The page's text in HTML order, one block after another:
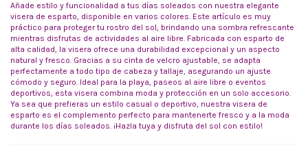
Añade estilo y funcionalidad a tus días soleados con nuestra elegante
visera de esparto, disponible en varios colores. Este artículo es muy
práctico para proteger tu rostro del sol, brindando una sombra refrescante
mientras disfrutas de actividades al aire libre. Fabricada con esparto de
alta calidad, la visera ofrece una durabilidad excepcional y un aspecto
natural y fresco. Gracias a su cinta de velcro ajustable, se adapta
perfectamente a todo tipo de cabeza y tallaje, asegurando un ajuste
cómodo y seguro. Ideal para la playa, paseos al aire libre o eventos
deportivos, esta visera combina moda y protección en un solo accesorio.
Ya sea que prefieras un estilo casual o deportivo, nuestra visera de
esparto es el complemento perfecto para mantenerte fresco y a la moda
durante los días soleados. ¡Hazla tuya y disfruta del sol con estilo!